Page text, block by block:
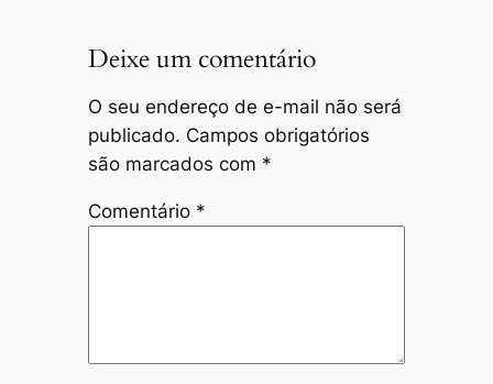
Deixe um comentário
O seu endereço de e-mail não será
publicado. Campos obrigatórios
são marcados com *
Comentário *